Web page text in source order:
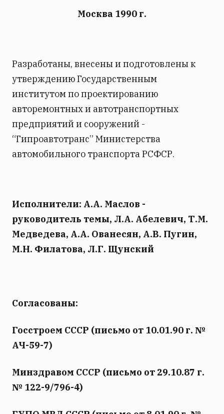
Москва 1990 г.
Разработаны, внесены и подготовлены к
утверждению Государственным
институтом по проектированию
авторемонтных и автотранспортных
предприятий и сооружений -
“Гипроавтотранс” Министерства
автомобильного транспорта РСФСР.
Исполнители: А.А. Маслов -
руководитель темы, Л.А. Абелевич, Т.М.
Медведева, А.А. Ованесян, А.В. Пугин,
М.Н. Филатова, Л.Г. Щунский
Согласованы:
Госстроем СССР (письмо от 10.01.90 г. №
АЧ-59-7)
Минздравом СССР (письмо от 29.10.87 г.
№ 122-9/796-4)